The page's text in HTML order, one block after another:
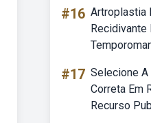
#16 Artroplastia
Recidivante
#17 Selecione
Correta Em
Recurso